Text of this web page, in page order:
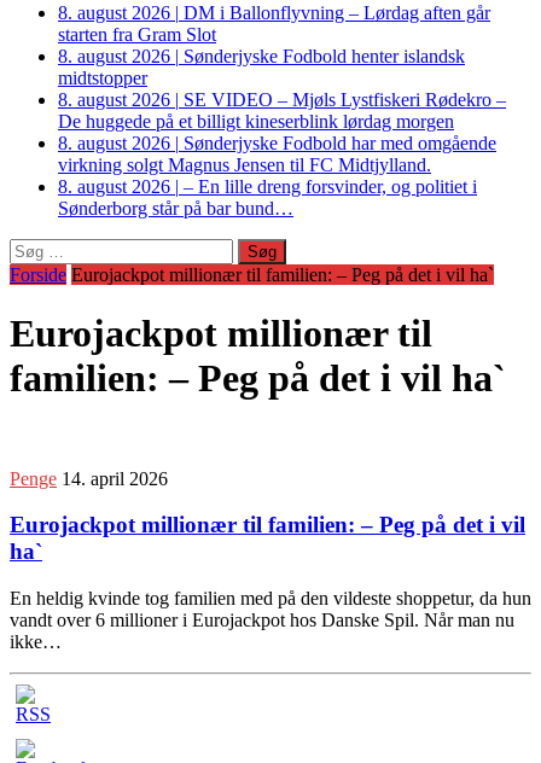
8. august 2026 | DM i Ballonflyvning – Lørdag aften går
starten fra Gram Slot
8. august 2026 | Sønderjyske Fodbold henter islandsk
midtstopper
8. august 2026 | SE VIDEO – Mjøls Lystfiskeri Rødekro –
De huggede på et billigt kineserblink lørdag morgen
8. august 2026 | Sønderjyske Fodbold har med omgående
virkning solgt Magnus Jensen til FC Midtjylland.
8. august 2026 | – En lille dreng forsvinder, og politiet i
Sønderborg står på bar bund…
Søg
efter:
Forside Eurojackpot millionær til familien: – Peg på det i vil ha`
Eurojackpot millionær til
familien: – Peg på det i vil ha`
Penge 14. april 2026
Eurojackpot millionær til familien: – Peg på det i vil
ha`
En heldig kvinde tog familien med på den vildeste shoppetur, da hun
vandt over 6 millioner i Eurojackpot hos Danske Spil. Når man nu
ikke…